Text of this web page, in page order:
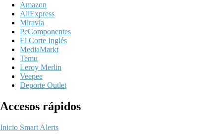
Amazon
AliExpress
Miravia
PcComponentes
El Corte Inglés
MediaMarkt
Temu
Leroy Merlin
Veepee
Deporte Outlet
Accesos rápidos
Inicio Smart Alerts